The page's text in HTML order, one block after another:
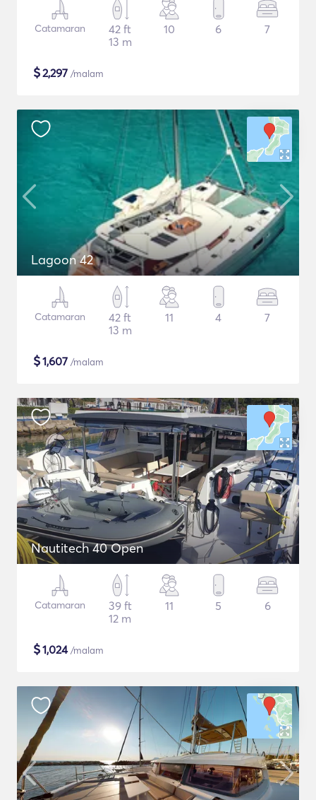
Catamaran
42 ft
13 m
10 6 7
$2,297 /malam
Lagoon 42
Catamaran
42 ft
13 m
11 4 7
$1,607 /malam
Nautitech 40 Open
Catamaran
39 ft
12 m
11 5 6
$1,024/malam